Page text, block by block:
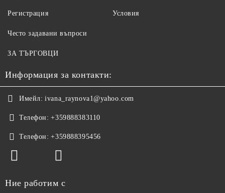
Регистрация Условия
Често задавани въпроси
ЗА ТЪРГОВЦИ
Информация за контакти:
Имейл: ivana_raynova1@yahoo.com
Телефон: +359888383110
Телефон: +359888395456
Ние работим с